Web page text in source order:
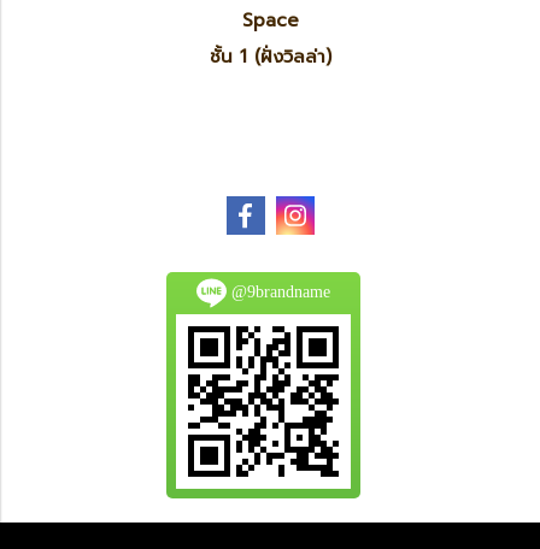
Space
ชั้น 1 (ฝั่งวิลล่า)
@9brandname